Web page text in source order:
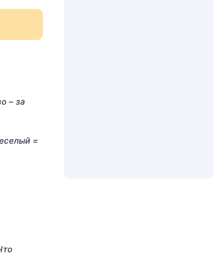
– за
=